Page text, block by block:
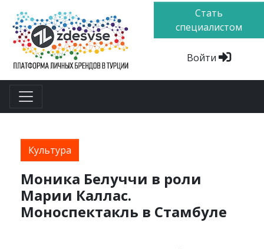
Стать
специалистом
Войти
Культура
Моника Белуччи в роли
Марии Каллас.
Моноспектакль в Стамбуле